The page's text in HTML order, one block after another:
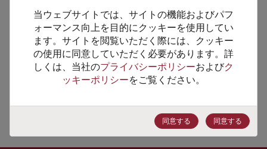
製品カテゴリー Analog & Mixed Signal
製品サブカテゴリー Power Management
製品グループ Switching Regs/Controllers
HTSコード 8542.39.0060
当ウェブサイトでは、サイトの機能およびパフ
ォーマンス向上を目的にクッキーを使用してい
ます。サイトを閲覧いただく際には、クッキー
の使用に同意していただく必要があります。詳
しくは、当社のプライバシーポリシーおよびク
ッキーポリシーをご覧ください。
同意する 同意する